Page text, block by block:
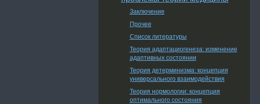
Заключение
Прочее
Список литературы
Теория адаптациогенеза: изменение
адаптивных состоянии
Теория детерминизма: концепция
универсального взаимодействия
Теория нормологии: концепция
оптимального состояния